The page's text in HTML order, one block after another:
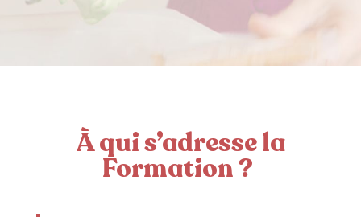
À qui s’adresse la
Formation ?